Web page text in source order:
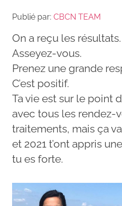
Publié par: CBCN TEAM
On a reçu les résultats.
Asseyez-vous.
Prenez une grande
C’est positif.
Ta vie est sur le point
avec tous les rendez-
traitements, mais ça
et 2021 t’ont appris
tu es forte.